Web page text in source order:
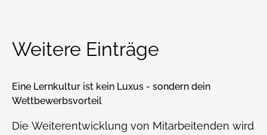
Weitere Einträge
Eine Lernkultur ist kein Luxus - sondern dein
Wettbewerbsvorteil
Die Weiterentwicklung von Mitarbeitenden wird